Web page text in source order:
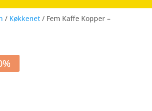
/ Køkkenet/ Fem Kaffe Kopper –